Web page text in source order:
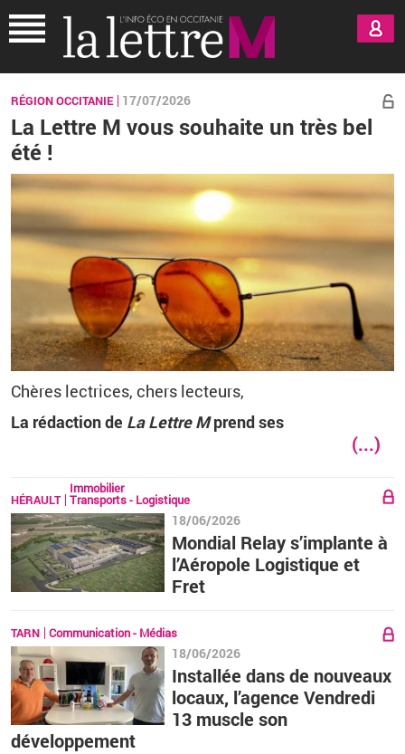
RÉGION OCCITANIE 17/07/2026
La Lettre M vous souhaite un très bel
été !
Chères lec­trices, chers lec­teurs,
La ré­dac­tion de La Lettre Mprend ses
(...)
HÉRAULT
Immobilier
Transports - Logistique
18/06/2026
Mondial Relay s’implante à
l’Aéropole Logistique et
Fret
TARN Communication - Médias
18/06/2026
Installée dans de nouveaux
locaux, l’agence Vendredi
13 muscle son
développement